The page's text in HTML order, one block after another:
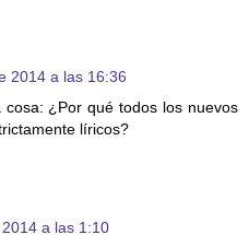
2014 a las 16:36
¿Por qué todos los nuevos
líricos?
a las 1:10